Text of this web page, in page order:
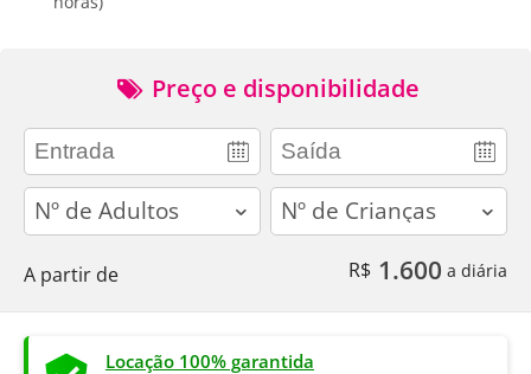
Preço e disponibilidade
adults children
A partir de R$ 1.600 a diária
Locação 100% garantida